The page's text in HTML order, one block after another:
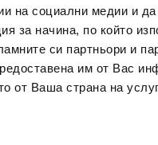
на социални медии и
за начина, по който
си партньори и
им от Вас
от Ваша страна на